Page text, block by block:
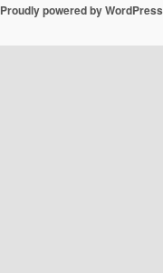
Proudly powered by WordPress